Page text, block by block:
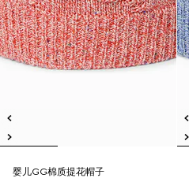
婴儿GG棉质提花帽子